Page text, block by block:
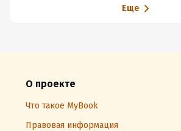
Еще
О проекте
Что такое MyBook
Правовая информация